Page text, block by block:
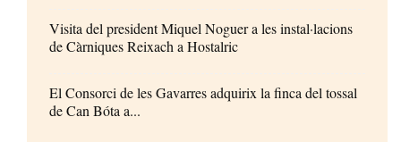
Visita del president Miquel Noguer a les instal·lacions
de Càrniques Reixach a Hostalric
El Consorci de les Gavarres adquirix la finca del tossal
de Can Bóta a...